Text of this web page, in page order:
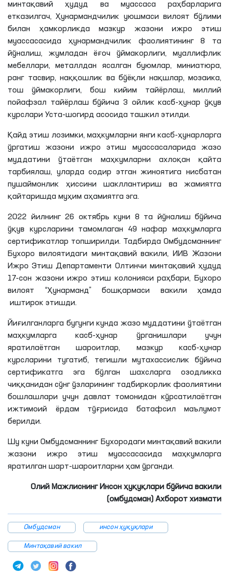
минтақавий ҳудуд ва муассаса раҳбарларига
етказилгач, Ҳунармандчилик уюшмаси вилоят бўлими
билан ҳамкорликда мазкур жазони ижро этиш
муассасасида ҳунармандчилик фаолиятининг 8 та
йўналиш, жумладан ёғоч ўймакорлиги, муаллифлик
мебеллари, металлдан ясалган буюмлар, миниатюра,
ранг тасвир, наққошлик ва бўёқли нақшлар, мозаика,
тош ўймакорлиги, бош кийим тайёрлаш, миллий
пойафзал тайёрлаш бўйича 3 ойлик касб-ҳунар ўқув
курслари Уста-шогирд асосида ташкил этилди.
Қайд этиш лозимки, маҳкумларни янги касб-ҳунарларга
ўргатиш жазони ижро этиш муассасаларида жазо
муддатини ўтаётган маҳкумларни ахлоқан қайта
тарбиялаш, уларда содир этган жиноятига нисбатан
пушаймонлик ҳиссини шакллантириш ва жамиятга
қайтаришда муҳим аҳамиятга эга.
2022 йилнинг 26 октябрь куни 8 та йўналиш бўйича
ўқув курсларини тамомлаган 49 нафар маҳкумларга
сертификатлар топширилди. Тадбирда Омбудсманнинг
Бухоро вилоятидаги минтақавий вакили, ИИВ Жазони
Ижро Этиш Департаменти Олтинчи минтақавий ҳудуд
17-сон жазони ижро этиш колонияси раҳбари, Бухоро
вилоят “Ҳунарманд” бошқармаси вакили ҳамда
иштирок этишди.
Йиғилганларга бугунги кунда жазо муддатини ўтаётган
маҳкумларга касб-ҳунар ўрганишлари учун
яратилаётган шароитлар, мазкур касб-ҳунар
курсларини тугатиб, тегишли мутахассислик бўйича
сертификатга эга бўлган шахсларга озодликка
чиққанидан сўнг ўзларининг тадбиркорлик фаолиятини
бошлашлари учун давлат томонидан кўрсатилаётган
ижтимоий ёрдам тўғрисида батафсил маълумот
берилди.
Шу куни Омбудсманнинг Бухородаги минтақавий вакили
жазони ижро этиш муассасасида маҳкумларга
яратилган шарт-шароитларни ҳам ўрганди.
Олий Мажлиснинг Инсон ҳуқуқлари бўйича вакили
(омбудсман) Ахборот хизмати
Омбудсман инсон ҳуқуқлари
Минтақавий вакил